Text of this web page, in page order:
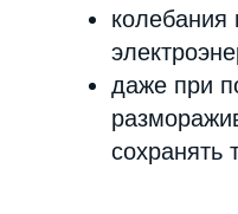
даже при
сохранять